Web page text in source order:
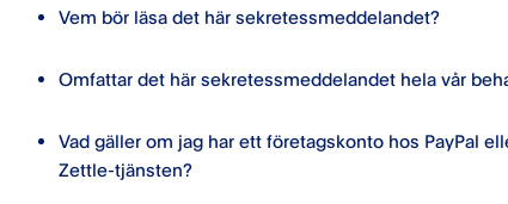
Vem bör läsa det här sekretessmeddelandet?
Omfattar det här sekretessmeddelandet hela vår
Vad gäller om jag har ett företagskonto hos PayPal
Zettle-tjänsten?